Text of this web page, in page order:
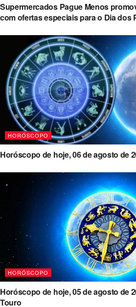
Supermercados Pague Menos
com ofertas especiais para o Dia dos
HORÓSCOPO
Horóscopo de hoje, 06 de agosto de
HORÓSCOPO
Horóscopo de hoje, 05 de agosto de
Touro